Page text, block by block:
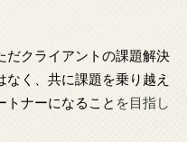
だクライアントの課題解決
く、共に課題を乗り越え
トナーになること を目指し